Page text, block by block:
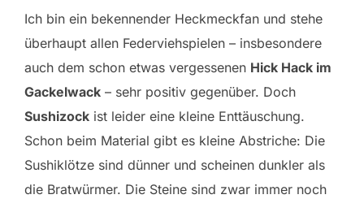
Ich bin ein bekennender Heckmeckfan und stehe
überhaupt allen Federviehspielen – insbesondere
auch dem schon etwas vergessenen Hick Hack im
Gackelwack – sehr positiv gegenüber. Doch
Sushizock ist leider eine kleine Enttäuschung.
Schon beim Material gibt es kleine Abstriche: Die
Sushiklötze sind dünner und scheinen dunkler als
die Bratwürmer. Die Steine sind zwar immer noch